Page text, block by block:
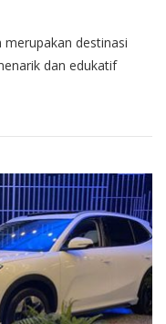
merupakan destinasi
dan edukatif